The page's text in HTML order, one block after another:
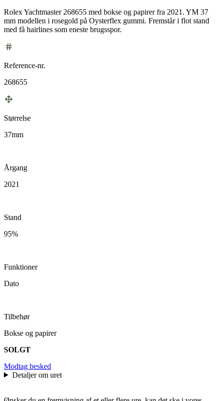
Rolex Yachtmaster 268655 med bokse og papirer fra 2021. YM 37
mm modellen i rosegold på Oysterflex gummi. Fremstår i flot stand
med få hairlines som eneste brugsspor.
Reference-nr.
268655
Størrelse
37mm
Årgang
2021
Stand
95%
Funktioner
Dato
Tilbehør
Bokse og papirer
SOLGT
Modtag besked
Detaljer om uret